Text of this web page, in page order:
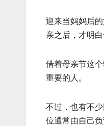
迎来当妈妈后
亲之后，才明
借着母亲节这
重要的人。
不过，也有不
位通常由自己